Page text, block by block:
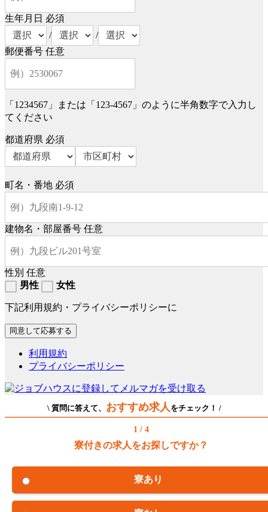
生年月日 必須
/
/
郵便番号 任意
「1234567」または「123-4567」のように半角数字で入力し
てください
都道府県 必須
町名・番地 必須
建物名・部屋番号 任意
性別 任意
男性
女性
下記利用規約・プライバシーポリシーに
利用規約
プライバシーポリシー
\ 質問に答えて、 おすすめ求人をチェック！ /
1 / 4
寮付きの求人をお探しですか？
寮あり